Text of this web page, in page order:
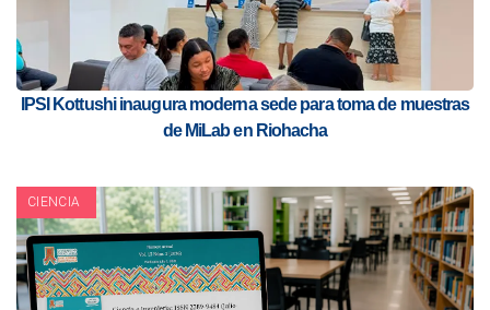
IPSI Kottushi inaugura moderna sede para toma de muestras
de MiLab en Riohacha
CIENCIA